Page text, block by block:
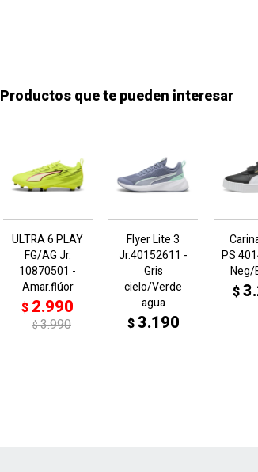
Productos que te pueden interesar
ULTRA 6 PLAY
FG/AG Jr.
10870501 -
Amar.flúor
$ 2.990
$3.990
Flyer Lite 3
Jr.40152611 -
Gris
cielo/Verde
agua
$3.190
PS
Neg/
$